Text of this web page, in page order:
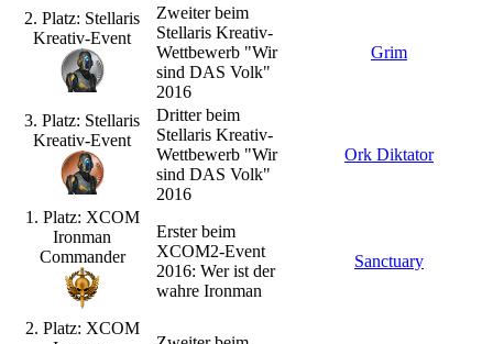
2. Platz: Stellaris
Kreativ-Event
Zweiter beim
Stellaris Kreativ-
Wettbewerb "Wir
sind DAS Volk"
2016
Grim
3. Platz: Stellaris
Kreativ-Event
Dritter beim
Stellaris Kreativ-
Wettbewerb "Wir
sind DAS Volk"
2016
Ork Diktator
1. Platz: XCOM
Ironman
Commander
Erster beim
XCOM2-Event
2016: Wer ist der
wahre Ironman
Sanctuary
2. Platz: XCOM